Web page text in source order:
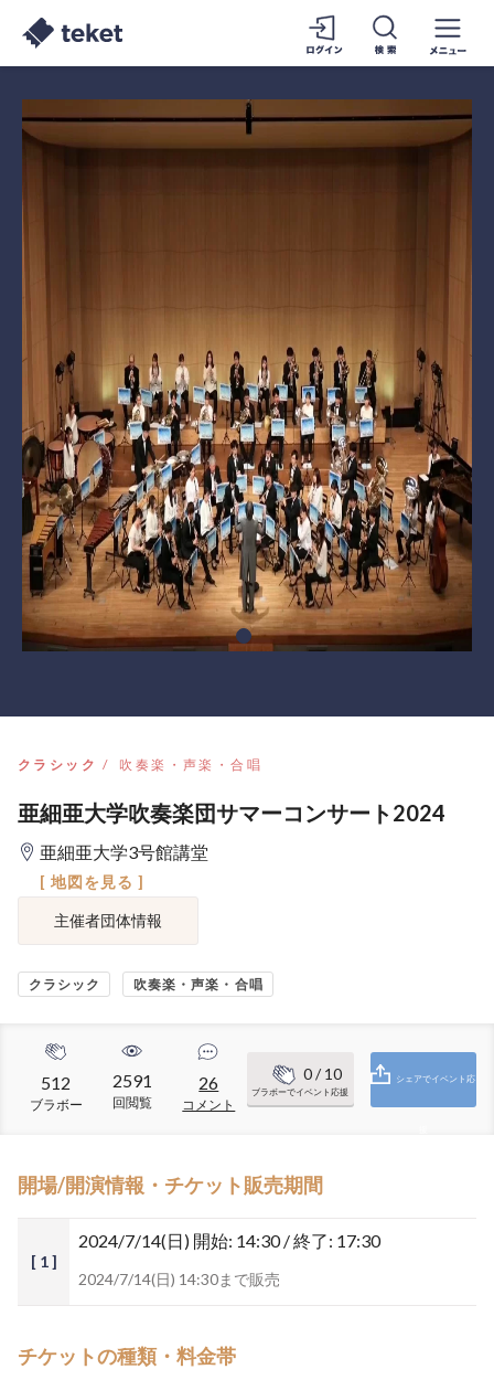
クラシック 吹奏楽・声楽・合唱
亜細亜大学吹奏楽団サマーコンサート2024
亜細亜大学3号館講堂
[ 地図を見る ]
主催者団体情報
クラシック 吹奏楽・声楽・合唱
512
ブラボー
2591
回閲覧
26
コメント
0/ 10
ブラボーでイベント応援
シェアでイベント応
開場/開演情報・チケット販売期間
[ 1 ]
2024/7/14(日) 開始: 14:30 / 終了: 17:30
2024/7/14(日) 14:30まで販売
チケットの種類・料金帯